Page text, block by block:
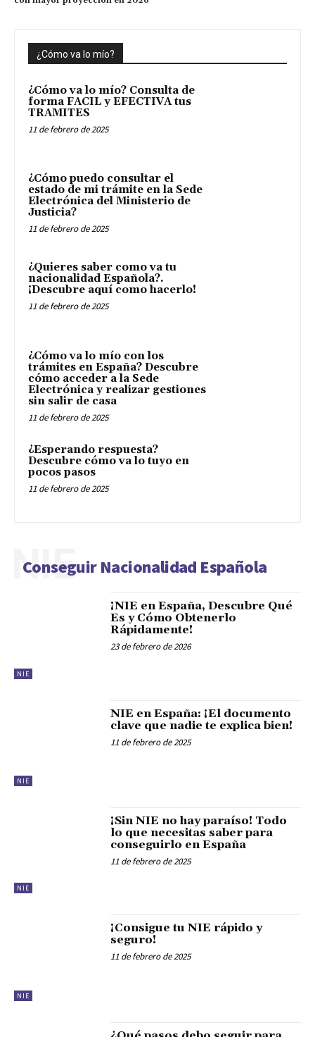
¿Cómo va lo mío?
¿Cómo va lo mío? Consulta de
forma FACIL y EFECTIVA tus
TRAMITES
11 de febrero de 2025
¿Cómo puedo consultar el
estado de mi trámite en la Sede
Electrónica del Ministerio de
Justicia?
11 de febrero de 2025
¿Quieres saber como va tu
nacionalidad Española?.
¡Descubre aquí como hacerlo!
11 de febrero de 2025
¿Cómo va lo mío con los
trámites en España? Descubre
cómo acceder a la Sede
Electrónica y realizar gestiones
sin salir de casa
11 de febrero de 2025
¿Esperando respuesta?
Descubre cómo va lo tuyo en
pocos pasos
11 de febrero de 2025
Conseguir Nacionalidad Española
NIE
NIE
¡NIE en España, Descubre Qué
Es y Cómo Obtenerlo
Rápidamente!
23 de febrero de 2026
NIE
NIE en España: ¡El documento
clave que nadie te explica bien!
11 de febrero de 2025
NIE
¡Sin NIE no hay paraíso! Todo
lo que necesitas saber para
conseguirlo en España
11 de febrero de 2025
NIE
¡Consigue tu NIE rápido y
seguro!
11 de febrero de 2025